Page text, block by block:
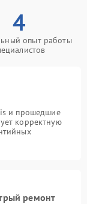
4
опыт работы
и прошедшие
корректную
ремонт